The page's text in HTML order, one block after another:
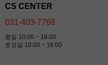
CS CENTER
031-403-7768
평일 10:00 ~ 18:00
토요일 10:00 ~ 16:00